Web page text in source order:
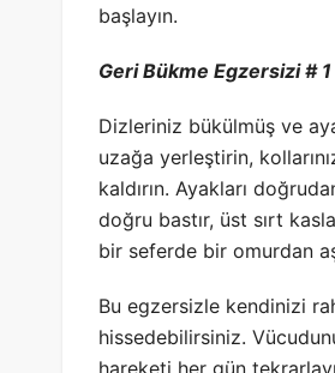
başlayın.
Geri Bükme Egzersizi #
Dizleriniz bükülmüş ve
uzağa yerleştirin,
kaldırın. Ayakları
doğru bastır, üst sırt
bir seferde bir omurdan
Bu egzersizle kendinizi
hissedebilirsiniz.
hareketi her gün